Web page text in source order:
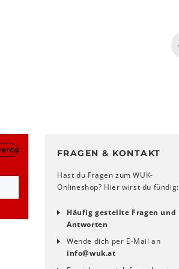
FRAGEN & KONTAKT
Hast du Fragen zum WUK-
Onlineshop? Hier wirst du fündig:
Häufig gestellte Fragen und
Antworten
Wende dich per E-Mail an
info@wuk.at